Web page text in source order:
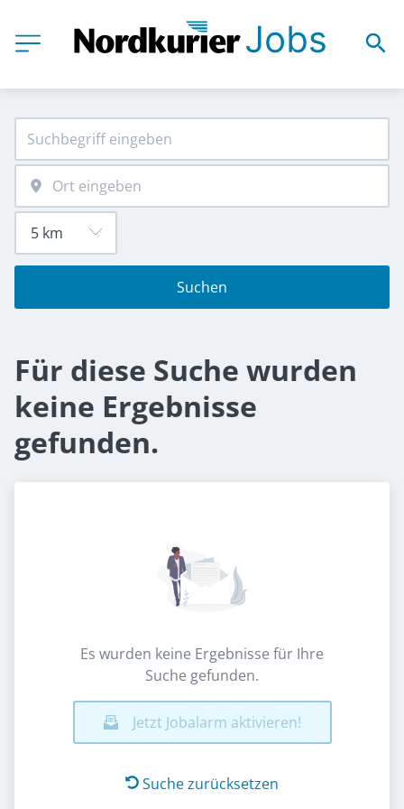
Suchen
Für diese Suche wurden
keine Ergebnisse
gefunden.
Es wurden keine Ergebnisse für Ihre
Suche gefunden.
Jetzt Jobalarm aktivieren!
Suche zurücksetzen